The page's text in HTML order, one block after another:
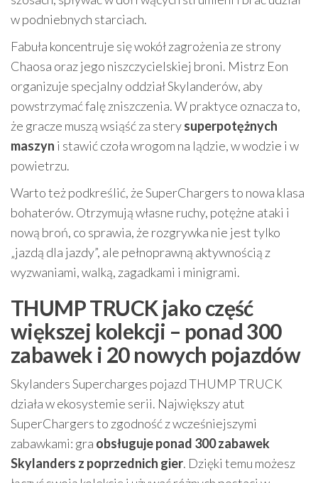
w podniebnych starciach.
Fabuła koncentruje się wokół zagrożenia ze strony
Chaosa oraz jego niszczycielskiej broni. Mistrz Eon
organizuje specjalny oddział Skylanderów, aby
powstrzymać falę zniszczenia. W praktyce oznacza to,
że gracze muszą wsiąść za sterysuperpotężnych
maszyn i stawić czoła wrogom na lądzie, w wodzie i w
powietrzu.
Warto też podkreślić, że SuperChargers to nowa klasa
bohaterów. Otrzymują własne ruchy, potężne ataki i
nową broń, co sprawia, że rozgrywka nie jest tylko
„jazdą dla jazdy”, ale pełnoprawną aktywnością z
wyzwaniami, walką, zagadkami i minigrami.
THUMP TRUCK jako część
większej kolekcji – ponad 300
zabawek i 20 nowych pojazdów
Skylanders Supercharges pojazd THUMP TRUCK
działa w ekosystemie serii. Największy atut
SuperChargers to zgodność z wcześniejszymi
zabawkami: gra obsługuje ponad 300 zabawek
Skylanders z poprzednich gier. Dzięki temu możesz